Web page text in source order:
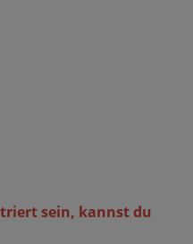
sein, kannst du